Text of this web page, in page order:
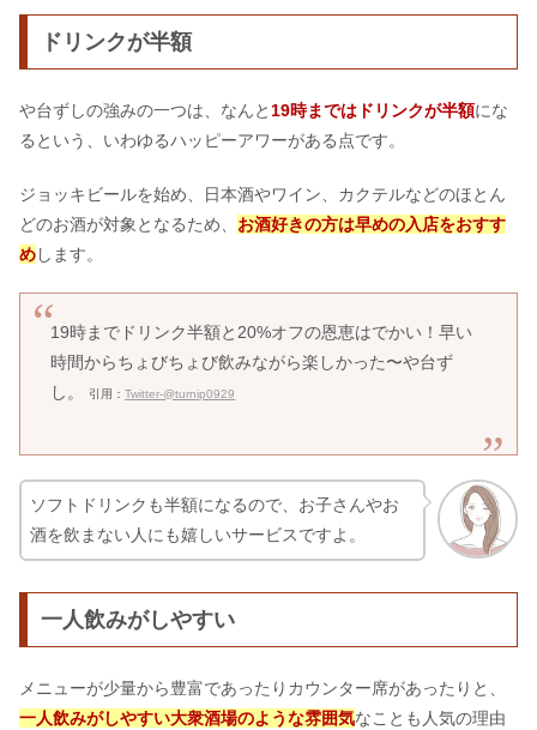
ドリンクが半額
や台ずしの強みの一つは、なんと19時まではドリンクが半額にな
るという、いわゆるハッピーアワーがある点です。
ジョッキビールを始め、日本酒やワイン、カクテルなどのほとん
どのお酒が対象となるため、 お酒好きの方は早めの入店をおすす
めします。
19時までドリンク半額と20%オフの恩恵はでかい！早い
時間からちょびちょび飲みながら楽しかった〜や台ず
し。
引用：Twitter-@turnip0929
ソフトドリンクも半額になるので、お子さんやお
酒を飲まない人にも嬉しいサービスですよ。
一人飲みがしやすい
メニューが少量から豊富であったりカウンター席があったりと、
一人飲みがしやすい大衆酒場のような雰囲気なことも人気の理由